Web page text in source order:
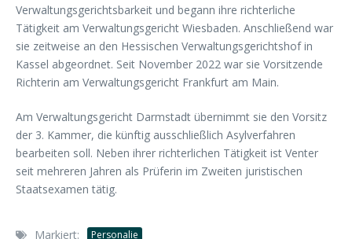
Verwaltungsgerichtsbarkeit und begann ihre richterliche
Tätigkeit am Verwaltungsgericht Wiesbaden. Anschließend war
sie zeitweise an den Hessischen Verwaltungsgerichtshof in
Kassel abgeordnet. Seit November 2022 war sie Vorsitzende
Richterin am Verwaltungsgericht Frankfurt am Main.
Am Verwaltungsgericht Darmstadt übernimmt sie den Vorsitz
der 3. Kammer, die künftig ausschließlich Asylverfahren
bearbeiten soll. Neben ihrer richterlichen Tätigkeit ist Venter
seit mehreren Jahren als Prüferin im Zweiten juristischen
Staatsexamen tätig.
Markiert: Personalie